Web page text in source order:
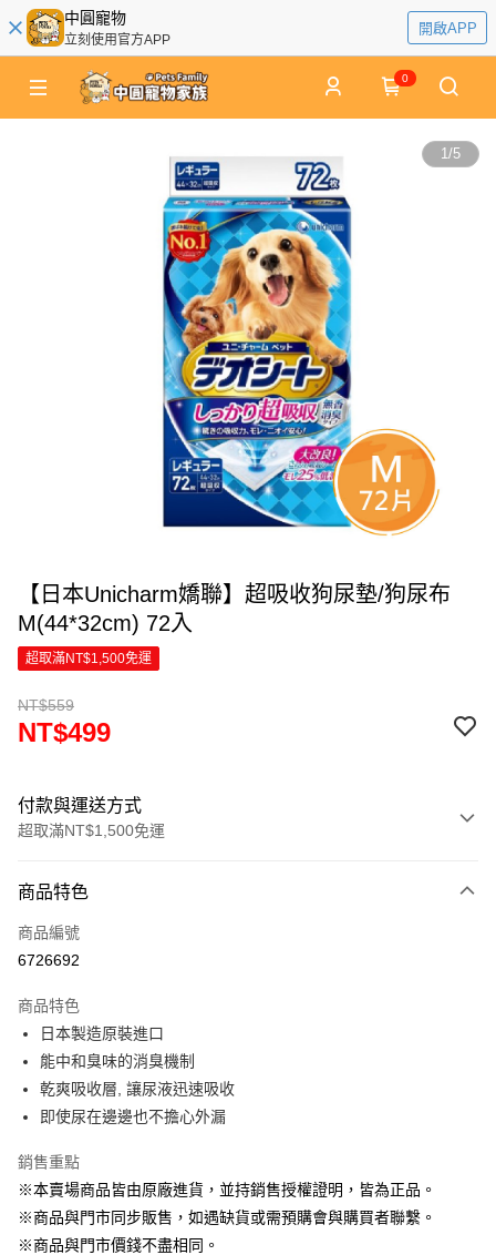
中圓寵物
立刻使用官方APP
開啟APP
0
1/5
【日本Unicharm嬌聯】超吸收狗尿墊/狗尿布
M(44*32cm) 72入
超取滿NT$1,500免運
NT$559
NT$499
付款與運送方式
超取滿NT$1,500免運
信用卡一次付款
超商取貨付款
Apple Pay
街口支付
悠遊付
Google Pay
ATM付款
商品特色
商品編號
6726692
商品特色
日本製造原裝進口
能中和臭味的消臭機制
乾爽吸收層, 讓尿液迅速吸收
即使尿在邊邊也不擔心外漏
銷售重點
※本賣場商品皆由原廠進貨，並持銷售授權證明，皆為正品。
※商品與門市同步販售，如遇缺貨或需預購會與購買者聯繫。
※商品與門市價錢不盡相同。